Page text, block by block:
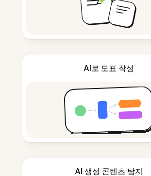
AI로 도표 작성
AI 생성 콘텐츠 탐지